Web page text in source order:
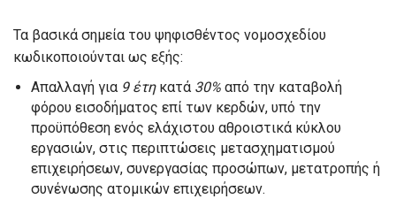
Τα βασικά σημεία του ψηφισθέντος νομοσχεδίου
κωδικοποιούνται ως εξής:
Απαλλαγή για 9 έτηκατά 30% από την καταβολή
φόρου εισοδήματος επί των κερδών, υπό την
προϋπόθεση ενός ελάχιστου αθροιστικά κύκλου
εργασιών, στις περιπτώσεις μετασχηματισμού
επιχειρήσεων, συνεργασίας προσώπων, μετατροπής ή
συνένωσης ατομικών επιχειρήσεων.